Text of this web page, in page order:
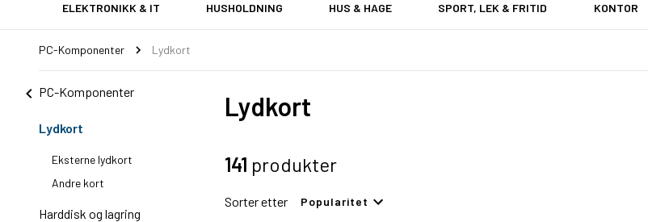
ELEKTRONIKK & IT HUSHOLDNING HUS & HAGE SPORT, LEK & FRITID KONTOR
PC-Komponenter Lydkort
PC-Komponenter
Lydkort
Eksterne lydkort
Andre kort
Harddisk og lagring
Lydkort
141 produkter
Sorter etter Popularitet